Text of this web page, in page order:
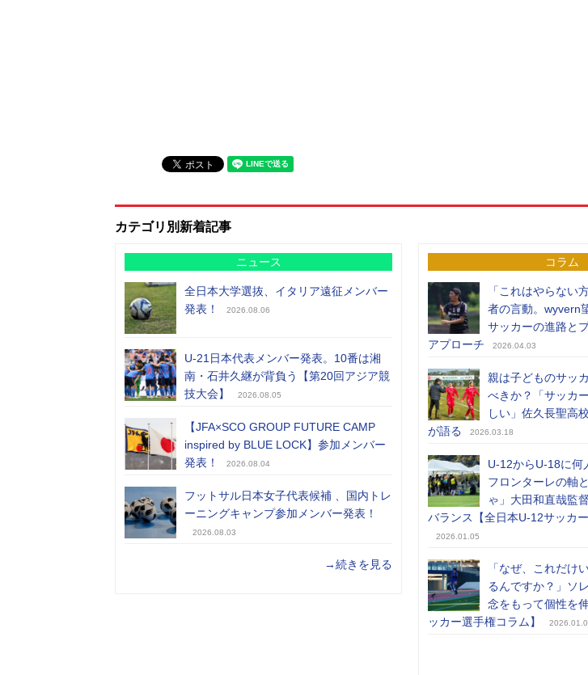
カテゴリ別新着記事
ニュース
全日本大学選抜、イタリア遠征メンバー
発表！
2026.08.06
U-21日本代表メンバー発表。10番は湘
南・石井久継が背負う【第20回アジア競
技大会】
2026.08.05
【JFA×SCO GROUP FUTURE CAMP
inspired by BLUE LOCK】参加メンバー
発表！
2026.08.04
フットサル日本女子代表候補 、国内トレ
ーニングキャンプ参加メンバー発表！
2026.08.03
→続きを見る
コラム
「これはやらない
者の言動。wyvern
サッカーの進路と
アプローチ
2026.04.03
親は子どものサッ
べきか？「サッカ
しい」佐久長聖高
が語る
2026.03.18
U-12からU-18に何
フロンターレの軸
ゃ」大田和直哉監
バランス【全日本U-12サッカ
2026.01.05
「なぜ、これだけ
るんですか？」ソ
念をもって個性を
ッカー選手権コラム】